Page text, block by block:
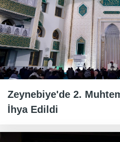
Zeynebiye'de 2.
İhya Edildi